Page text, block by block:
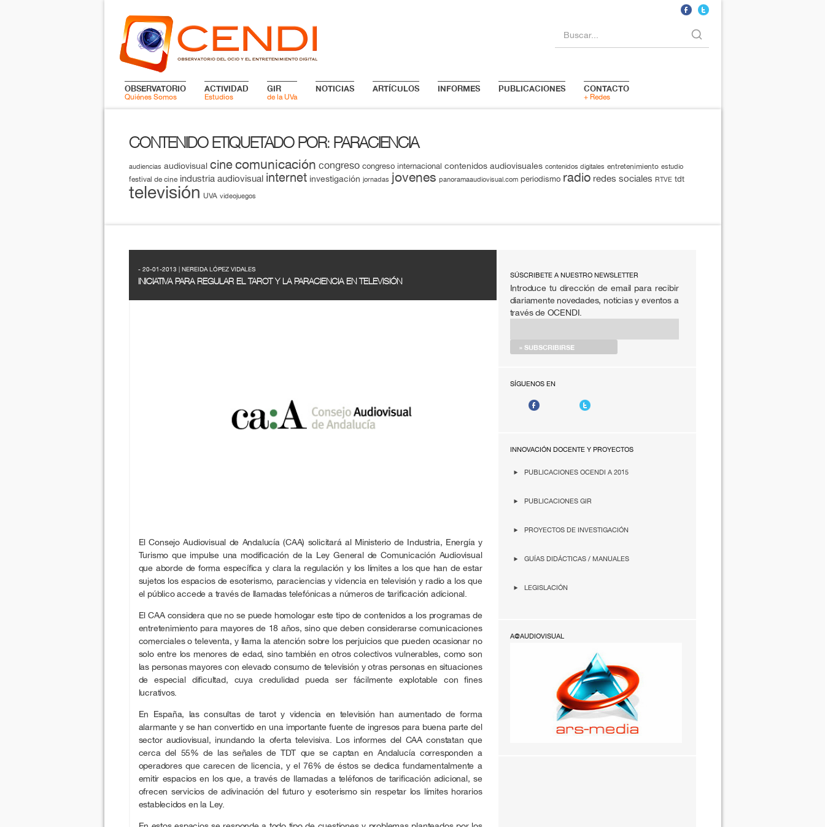
Buscar...
OBSERVATORIO
Quiénes Somos
ACTIVIDAD
Estudios
GIR
de la UVa
NOTICIAS ARTÍCULOS INFORMES PUBLICACIONES CONTACTO
+ Redes
CONTENIDO ETIQUETADO POR: PARACIENCIA
audiencias audiovisual cinecomunicación congreso congreso internacional contenidos audiovisuales contenidos digitales entretenimiento estudio
festival de cine industria audiovisual internet investigación jornadas jovenes panoramaaudiovisual.com periodismo radio redes sociales RTVE tdt
televisión UVA videojuegos
SÚSCRIBETE A NUESTRO NEWSLETTER
Introduce tu dirección de email para recibir
diariamente novedades, noticias y eventos a
través de OCENDI.
SÍGUENOS EN
INNOVACIÓN DOCENTE Y PROYECTOS
PUBLICACIONES OCENDI A 2015
PUBLICACIONES GIR
PROYECTOS DE INVESTIGACIÓN
GUÍAS DIDÁCTICAS / MANUALES
LEGISLACIÓN
A@AUDIOVISUAL
- 20-01-2013 | NEREIDA LÓPEZ VIDALES
INICIATIVA PARA REGULAR EL TAROT Y LA PARACIENCIA EN TELEVISIÓN
El Consejo Audiovisual de Andalucía (CAA) solicitará al Ministerio de Industria, Energía y
Turismo que impulse una modificación de la Ley General de Comunicación Audiovisual
que aborde de forma específica y clara la regulación y los límites a los que han de estar
sujetos los espacios de esoterismo, paraciencias y videncia en televisión y radio a los que
el público accede a través de llamadas telefónicas a números de tarificación adicional.
El CAA considera que no se puede homologar este tipo de contenidos a los programas de
entretenimiento para mayores de 18 años, sino que deben considerarse comunicaciones
comerciales o televenta, y llama la atención sobre los perjuicios que pueden ocasionar no
solo entre los menores de edad, sino también en otros colectivos vulnerables, como son
las personas mayores con elevado consumo de televisión y otras personas en situaciones
de especial dificultad, cuya credulidad pueda ser fácilmente explotable con fines
lucrativos.
En España, las consultas de tarot y videncia en televisión han aumentado de forma
alarmante y se han convertido en una importante fuente de ingresos para buena parte del
sector audiovisual, inundando la oferta televisiva. Los informes del CAA constatan que
cerca del 55% de las señales de TDT que se captan en Andalucía corresponden a
operadores que carecen de licencia, y el 76% de éstos se dedica fundamentalmente a
emitir espacios en los que, a través de llamadas a teléfonos de tarificación adicional, se
ofrecen servicios de adivinación del futuro y esoterismo sin respetar los límites horarios
establecidos en la Ley.